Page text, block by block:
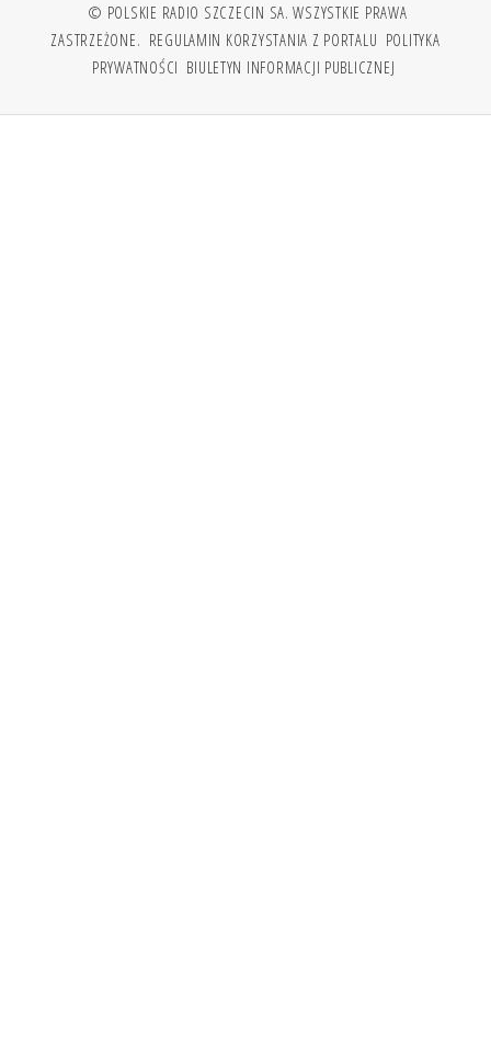
© POLSKIE RADIO SZCZECIN SA. WSZYSTKIE PRAWA
ZASTRZEŻONE. REGULAMIN KORZYSTANIA Z PORTALU POLITYKA
PRYWATNOŚCI BIULETYN INFORMACJI PUBLICZNEJ